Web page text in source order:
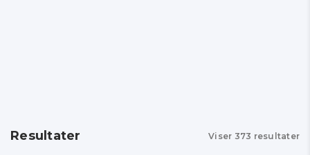
Resultater Viser 373 resultater